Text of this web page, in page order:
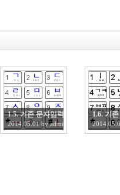
수문자/옛한글 입력
1.5. 기존 문자입력시스템과의 요약
2014.05.01 byadmin
1.6. 기